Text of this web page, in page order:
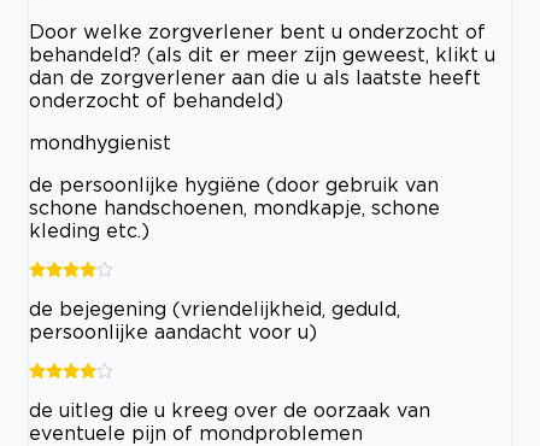
Door welke zorgverlener bent u onderzocht of
behandeld? (als dit er meer zijn geweest, klikt u
dan de zorgverlener aan die u als laatste heeft
onderzocht of behandeld)
mondhygienist
de persoonlijke hygiëne (door gebruik van
schone handschoenen, mondkapje, schone
kleding etc.)
de bejegening (vriendelijkheid, geduld,
persoonlijke aandacht voor u)
de uitleg die u kreeg over de oorzaak van
eventuele pijn of mondproblemen